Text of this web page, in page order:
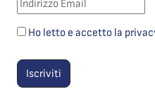
Ho letto e accetto la